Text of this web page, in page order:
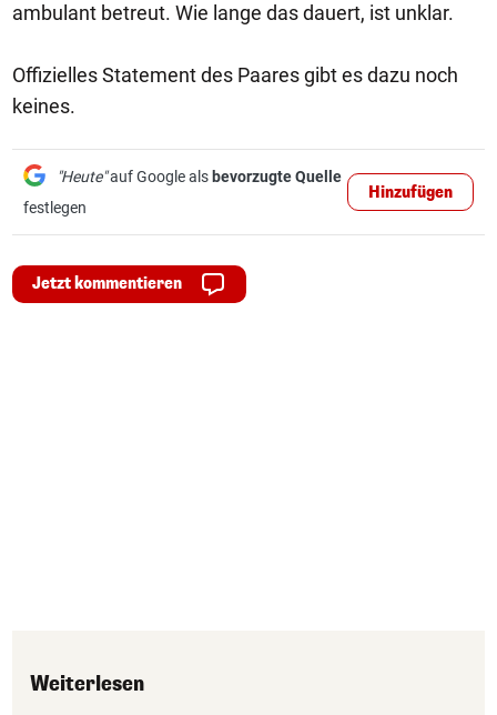
ambulant betreut. Wie lange das dauert, ist unklar.
Offizielles Statement des Paares gibt es dazu noch
keines.
"Heute"auf Google als bevorzugte Quelle
festlegen
Hinzufügen
Jetzt kommentieren
Weiterlesen